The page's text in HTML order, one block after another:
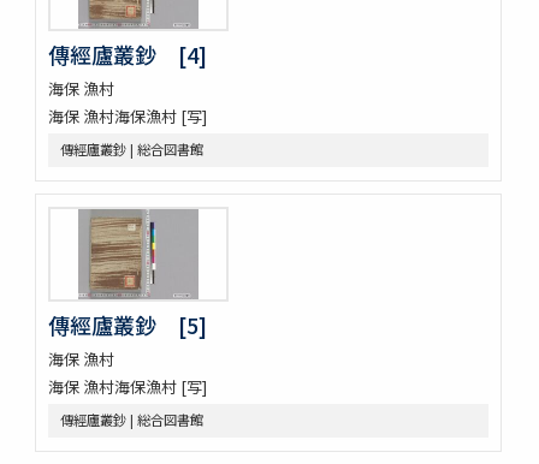
本朝續文粹 13巻
紀伊國牟婁郡色川村色川氏藏文書
樋口殿之記 3巻
大鏡 (存2巻)
壬戌羇旅漫録 2巻
明徳記 3巻
薩摩國風土記
金仙寺殿記録残闕
﨑鎮八絶
隠秘録 5巻
上月記外諸家系図
曾文定公全集 20巻首1巻末1巻
口逰
矢ひらき聞書
蟇目之口决
傳經廬叢鈔 [4]
海保 漁村
海保 漁村海保漁村 [写]
傳經廬叢鈔 | 総合図書館
傳經廬叢鈔 [5]
海保 漁村
海保 漁村海保漁村 [写]
傳經廬叢鈔 | 総合図書館